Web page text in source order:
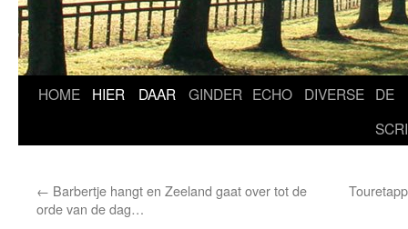
HOME HIER DAAR GINDER ECHO DIVERSE DE
← Barbertje hangt en Zeeland gaat over tot de
orde van de dag…